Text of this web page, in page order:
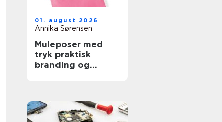
01. august 2026
Annika Sørensen
Muleposer med
tryk praktisk
branding og